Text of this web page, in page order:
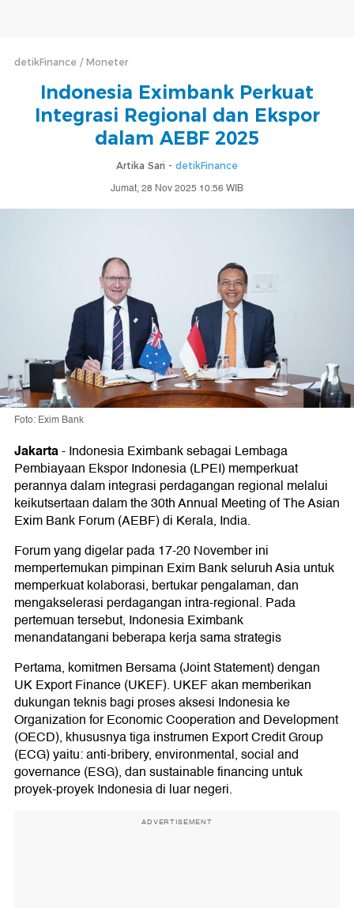
detikFinance Moneter
Indonesia Eximbank Perkuat
Integrasi Regional dan Ekspor
dalam AEBF 2025
Artika Sari - detikFinance
Jumat, 28 Nov 2025 10:56 WIB
Foto: Exim Bank
Jakarta-Indonesia Eximbank sebagai Lembaga
Pembiayaan Ekspor Indonesia (LPEI) memperkuat
perannya dalam integrasi perdagangan regional melalui
keikutsertaan dalam the 30th Annual Meeting of The Asian
Exim Bank Forum (AEBF) di Kerala, India.
Forum yang digelar pada 17-20 November ini
mempertemukan pimpinan Exim Bank seluruh Asia untuk
memperkuat kolaborasi, bertukar pengalaman, dan
mengakselerasi perdagangan intra-regional. Pada
pertemuan tersebut, Indonesia Eximbank
menandatangani beberapa kerja sama strategis
Pertama, komitmen Bersama (Joint Statement) dengan
UK Export Finance (UKEF). UKEF akan memberikan
dukungan teknis bagi proses aksesi Indonesia ke
Organization for Economic Cooperation and Development
(OECD), khususnya tiga instrumen Export Credit Group
(ECG) yaitu: anti-bribery, environmental, social and
governance (ESG), dan sustainable financing untuk
proyek-proyek Indonesia di luar negeri.
ADVERTISEMENT